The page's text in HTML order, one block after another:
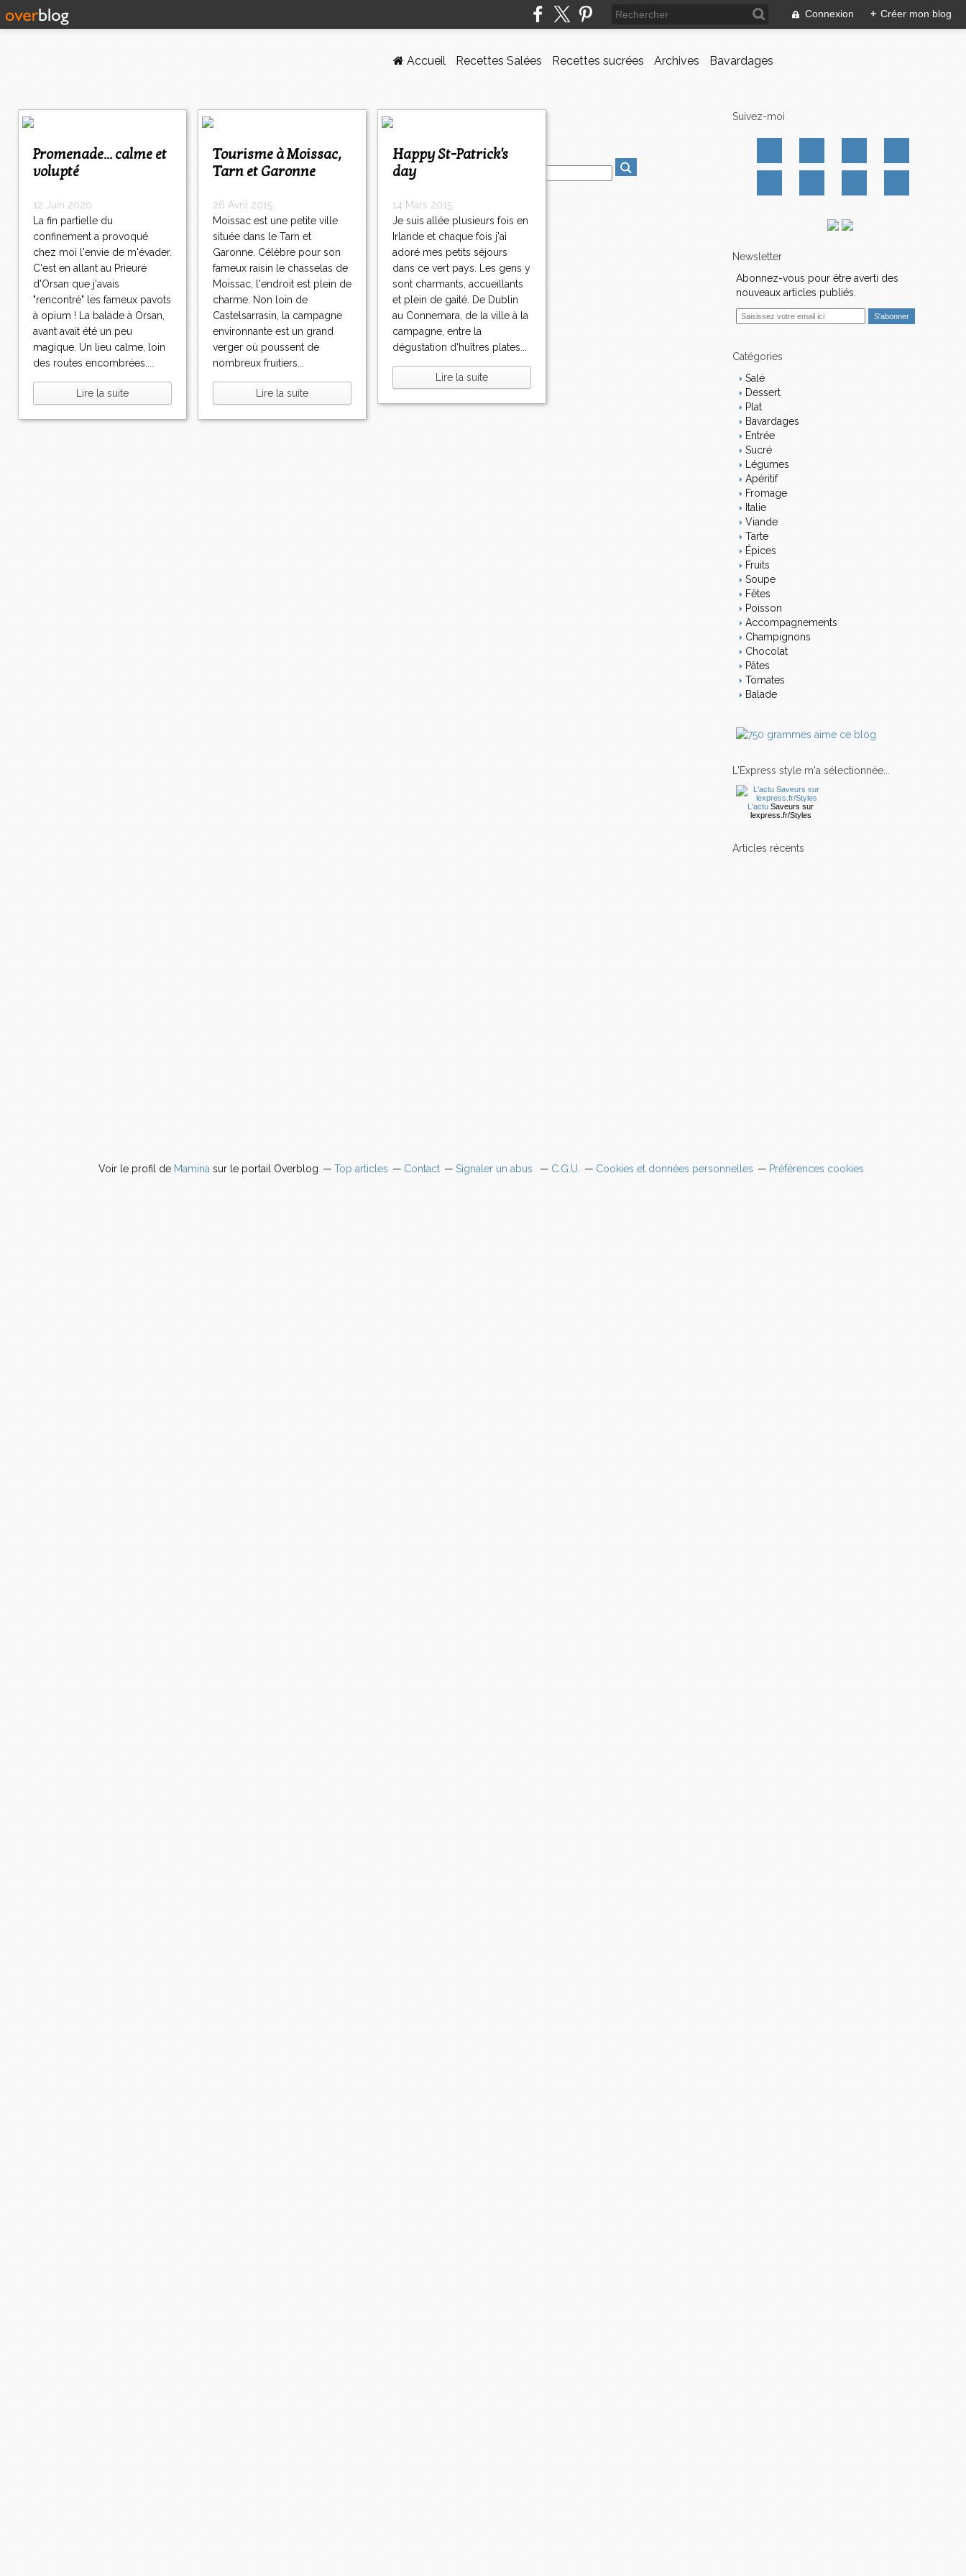
Connexion + Créer mon blog
Accueil Recettes Salées Recettes sucrées Archives Bavardages
Promenade... calme et
volupté
12 Juin 2020
La fin partielle du
confinement a provoqué
chez moi l'envie de m'évader.
C'est en allant au Prieuré
d'Orsan que j'avais
"rencontré" les fameux pavots
à opium ! La balade à Orsan,
avant avait été un peu
magique. Un lieu calme, loin
des routes encombrées....
Lire la suite
Tourisme à Moissac,
Tarn et Garonne
26 Avril 2015
Moissac est une petite ville
située dans le Tarn et
Garonne. Célèbre pour son
fameux raisin le chasselas de
Moissac, l'endroit est plein de
charme. Non loin de
Castelsarrasin, la campagne
environnante est un grand
verger où poussent de
nombreux fruitiers...
Lire la suite
Happy St-Patrick's
day
14 Mars 2015
Je suis allée plusieurs fois en
Irlande et chaque fois j'ai
adoré mes petits séjours
dans ce vert pays. Les gens y
sont charmants, accueillants
et plein de gaité. De Dublin
au Connemara, de la ville à la
campagne, entre la
dégustation d'huîtres plates...
Lire la suite
Suivez-moi
Newsletter
Abonnez-vous pour être averti des
nouveaux articles publiés.
i Catégories
Salé
Dessert
Plat
Bavardages
Entrée
Sucré
Légumes
Apéritif
Fromage
Italie
Viande
Tarte
Épices
Fruits
Soupe
Fêtes
Poisson
Accompagnements
Champignons
Chocolat
Pâtes
Tomates
Balade
L'Express style m'a sélectionnée...
L'actu Saveurs sur
lexpress.fr/Styles
articles récents
Voir le profil de Maminasur le portail Overblog Top articles Contact Signaler un abus C.G.U. Cookies et données personnelles Préférences cookies